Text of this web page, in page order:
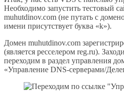
Необходимо запустить тестовый
muhutdinov.com (не путать с
имени присутствует буква «k»).
Домен muhutdinov.com
(является ресселером reg.ru).
переходим в раздел управления
«Управление DNS-серверами/